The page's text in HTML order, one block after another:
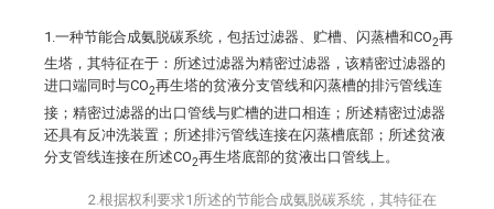
1.一种节能合成氨脱碳系统，包括过滤器、贮槽、闪蒸槽和CO2再
生塔，其特征在于：所述过滤器为精密过滤器，该精密过滤器的
进口端同时与CO2再生塔的贫液分支管线和闪蒸槽的排污管线连
接；精密过滤器的出口管线与贮槽的进口相连；所述精密过滤器
还具有反冲洗装置；所述排污管线连接在闪蒸槽底部；所述贫液
分支管线连接在所述CO2再生塔底部的贫液出口管线上。
2.根据权利要求1所述的节能合成氨脱碳系统，其特征在